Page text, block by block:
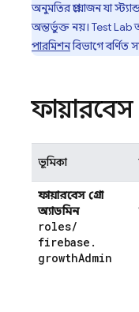
অনুমতির প্রয়োজন যা
অন্তর্ভুক্ত নয়। Test Lab
পারমিশনবিভাগে বর্ণিত
ফায়ারবেস
ভূমিকা
ফায়ারবেস গ্রো
অ্যাডমিন
roles/
firebase .
growthAdmin